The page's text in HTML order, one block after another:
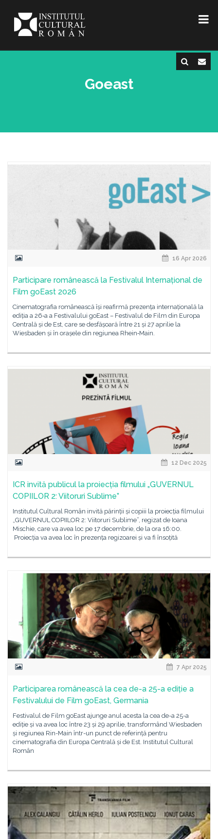
Goeast
16 Apr 2026
Participare românească la Festivalul Internațional de
Film goEast 2026
Cinematografia românească își reafirmă prezența internațională la
ediția a 26‑a a Festivalului goEast – Festivalul de Film din Europa
Centrală și de Est, care se desfășoară între 21 și 27 aprilie la
Wiesbaden și în orașele din regiunea Rhein‑Main.
12 Dec 2025
ICR invită publicul la proiecția filmului „GUVERNUL
COPIILOR 2: Viitoruri Sublime”
Institutul Cultural Român invită părinții și copiii la proiecția filmului
„GUVERNUL COPIILOR 2: Viitoruri Sublime”, regizat de Ioana
Mischie, care va avea loc pe 17 decembrie, de la ora 16:00.
Proiecția va avea loc în prezența regizoarei și va fi însoțită
7 Apr 2025
Participarea românească la cea de-a 25-a ediție a
Festivalului de Film goEast, Germania
Festivalul de Film goEast ajunge anul acesta la cea de-a 25-a
ediție și va avea loc între 23 și 29 aprilie, transformând Wiesbaden
și regiunea Rin-Main într-un punct de referință pentru
cinematografia din Europa Centrală și de Est. Institutul Cultural
Român